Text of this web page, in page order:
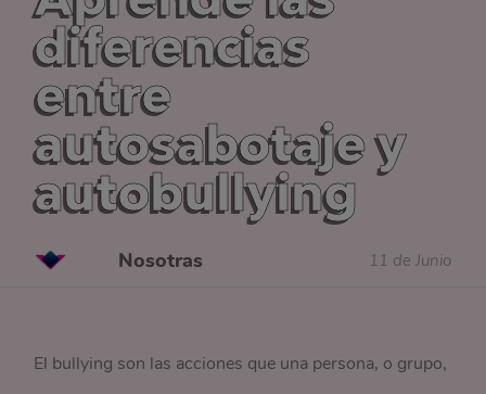
diferencias
entre
autosabotaje y
autobullying
Nosotras 11 de Junio
El bullying son las acciones que una persona, o grupo,